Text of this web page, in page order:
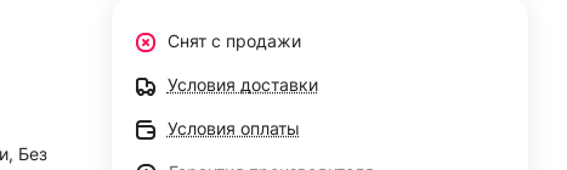
Без
Снят с продажи
Условия доставки
Условия оплаты